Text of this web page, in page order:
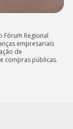
Fórum Regional
empresariais
de
compras públicas.